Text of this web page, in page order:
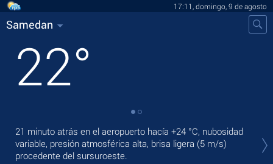
17:11, domingo, 9 de agosto
Samedan
22°
21 minuto atrás en el aeropuerto hacía +24 °C, nubosidad
variable, presión atmosférica alta, brisa ligera (5 m/s)
procedente del sursuroeste.